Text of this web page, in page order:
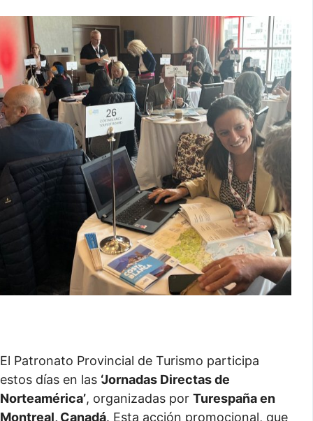
El Patronato Provincial de Turismo participa
estos días en las ‘Jornadas Directas de
Norteamérica’, organizadas por Turespaña en
Montreal, Canadá. Esta acción promocional, que